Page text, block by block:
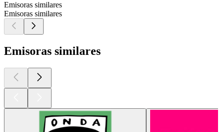
Emisoras similares
Emisoras similares
Emisoras similares